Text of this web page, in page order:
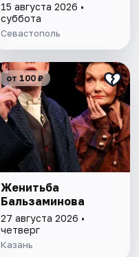
15 августа 2026 •
суббота
Севастополь
от 100 ₽
Женитьба
Бальзаминова
27 августа 2026 •
четверг
Казань